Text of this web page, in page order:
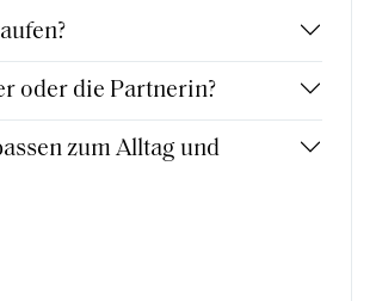
oder die Partnerin?
zum Alltag und